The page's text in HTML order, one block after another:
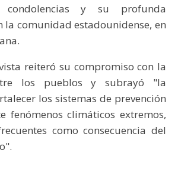
condolencias y su profunda
comunidad estadounidense, en
reiteró su compromiso con la
los pueblos y subrayó "la
los sistemas de prevención
fenómenos climáticos extremos,
como consecuencia del